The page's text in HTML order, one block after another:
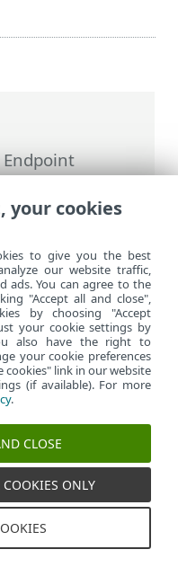
Endpoint
ESET Endpoint
>
Cookie-szabályzat
your cookies
to give you the best
our website traffic,
ads. You can agree to the
"Accept all and close",
by choosing "Accept
your cookie settings by
also have the right to
your cookie preferences
link in our website
(if available). For more
.
CLOSE
COOKIES ONLY